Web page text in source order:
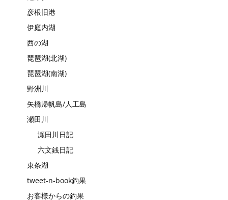
彦根旧港
伊庭内湖
西の湖
琵琶湖(北湖)
琵琶湖(南湖)
野洲川
矢橋帰帆島/人工島
瀬田川
瀬田川日記
六文銭日記
東条湖
tweet-n-book釣果
お客様からの釣果